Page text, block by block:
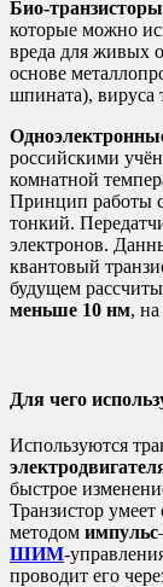
Био-транзисторы
которые можно
вреда для живых
основе
шпината), вируса
российскими
комнатной
Принцип работы
тонкий.
электронов.
квантовый
будущем
меньше 10 нм,
Для чего
Используются
быстрое
Транзистор
методом импульс
ШИМ-
проводит его